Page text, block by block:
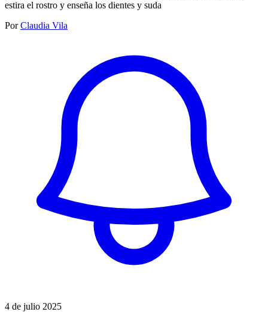
estira el rostro y enseña los dientes y suda
Por Claudia Vila
4 de julio 2025